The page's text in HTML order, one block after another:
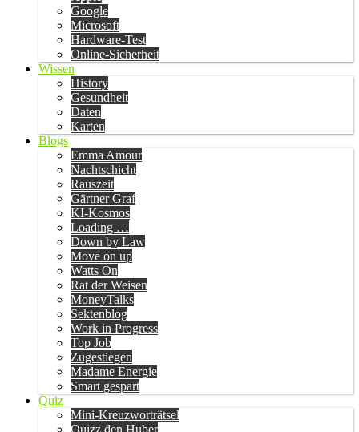
Google
Microsoft
Hardware-Test
Online-Sicherheit
Wissen
History
Gesundheit
Daten
Karten
Blogs
Emma Amour
Nachtschicht
Rauszeit
Gärtner Graf
KI-Kosmos
Loading …
Down by Law
Move on up
Watts On
Rat der Weisen
MoneyTalks
Sektenblog
Work in Progress
Top Job
Zugestiegen
Madame Energie
Smart gespart
Quiz
Mini-Kreuzworträtsel
Quizz den Huber